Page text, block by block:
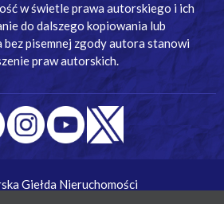
w świetle prawa autorskiego i ich
do dalszego kopiowania lub
bez pisemnej zgody autora stanowi
praw autorskich.
Giełda Nieruchomości